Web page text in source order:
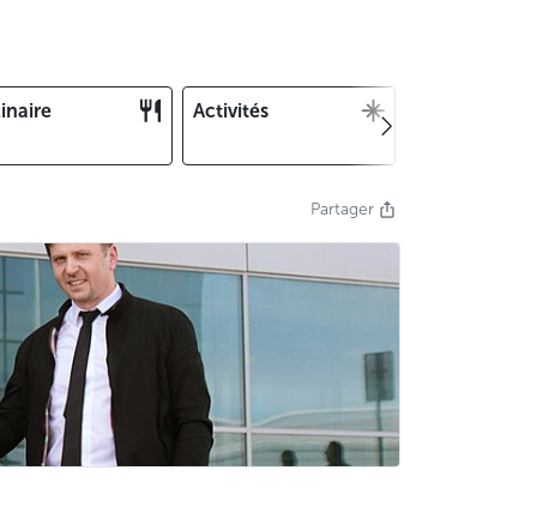
Activités
Partager